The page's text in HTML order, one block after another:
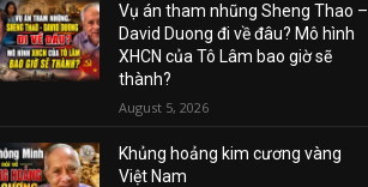
Vụ án tham nhũng Sheng Thao –
David Duong đi về đâu? Mô hình
XHCN của Tô Lâm bao giờ sẽ
thành?
August 5, 2026
Khủng hoảng kim cương vàng
Việt Nam